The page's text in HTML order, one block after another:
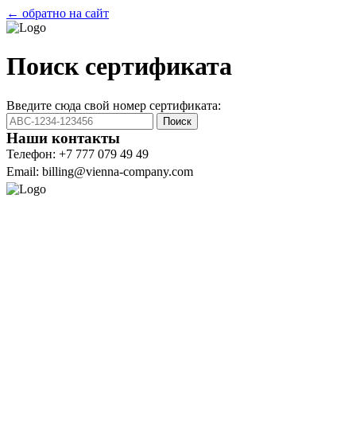
← обратно на сайт
Поиск сертификата
Введите сюда свой номер сертификата:
Поиск
Наши контакты
Телефон: +7 777 079 49 49
Email: billing@vienna-company.com